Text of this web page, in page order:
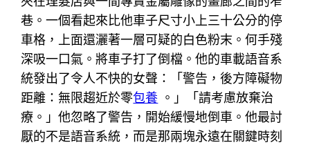
巷。一個看起來比他車子尺寸小上三十公分的停
車格，上面還灑著一層可疑的白色粉末。何手殘
深吸一口氣。將車子打了倒檔。他的車載語音系
統發出了令人不快的女聲：「警告，後方障礙物
距離：無限趨近於零包養 。」「請考慮放棄治
療。」他忽略了警告，開始緩慢地倒車。他最討
厭的不是語音系統，而是那兩塊永遠在關鍵時刻